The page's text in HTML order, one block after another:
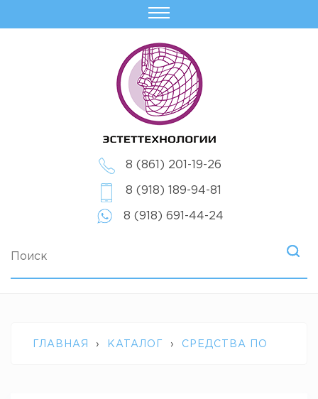
8 (861) 201-19-26
8 (918) 189-94-81
8 (918) 691-44-24
ГЛАВНАЯ › КАТАЛОГ › СРЕДСТВА ПО